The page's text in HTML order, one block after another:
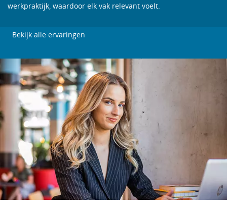
werkpraktijk, waardoor elk vak relevant voelt.
Bekijk alle ervaringen